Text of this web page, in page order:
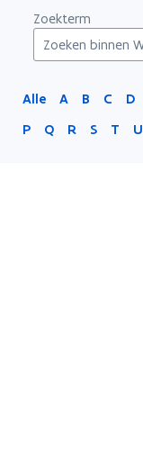
Zoekterm
Alle A B C D
P
Q R S T U